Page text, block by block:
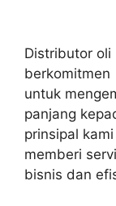
Distributor oli
berkomitmen
untuk
panjang
prinsipal
memberi
bisnis dan